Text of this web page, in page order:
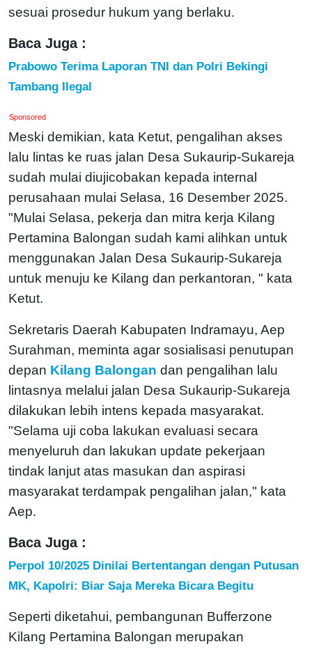
sesuai prosedur hukum yang berlaku.
Baca Juga :
Prabowo Terima Laporan TNI dan Polri Bekingi
Tambang Ilegal
Sponsored
Meski demikian, kata Ketut, pengalihan akses
lalu lintas ke ruas jalan Desa Sukaurip-Sukareja
sudah mulai diujicobakan kepada internal
perusahaan mulai Selasa, 16 Desember 2025.
"Mulai Selasa, pekerja dan mitra kerja Kilang
Pertamina Balongan sudah kami alihkan untuk
menggunakan Jalan Desa Sukaurip-Sukareja
untuk menuju ke Kilang dan perkantoran, " kata
Ketut.
Sekretaris Daerah Kabupaten Indramayu, Aep
Surahman, meminta agar sosialisasi penutupan
depan Kilang Balongan dan pengalihan lalu
lintasnya melalui jalan Desa Sukaurip-Sukareja
dilakukan lebih intens kepada masyarakat.
"Selama uji coba lakukan evaluasi secara
menyeluruh dan lakukan update pekerjaan
tindak lanjut atas masukan dan aspirasi
masyarakat terdampak pengalihan jalan," kata
Aep.
Baca Juga :
Perpol 10/2025 Dinilai Bertentangan dengan Putusan
MK, Kapolri: Biar Saja Mereka Bicara Begitu
Seperti diketahui, pembangunan Bufferzone
Kilang Pertamina Balongan merupakan